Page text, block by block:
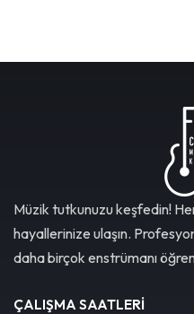
Müzik tutkunuzu keşfedin!
hayallerinize ulaşın.
daha birçok enstrümanı
ÇALIŞMA SAATLERI